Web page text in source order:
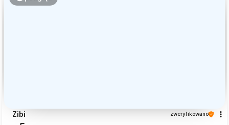
Zibi zweryfikowano